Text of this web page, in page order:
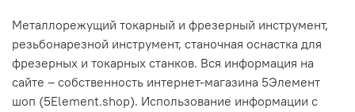
Металлорежущий токарный и фрезерный инструмент,
резьбонарезной инструмент, станочная оснастка для
фрезерных и токарных станков. Вся информация на
сайте – собственность интернет-магазина 5Элемент
шоп (5Element.shop). Использование информации с